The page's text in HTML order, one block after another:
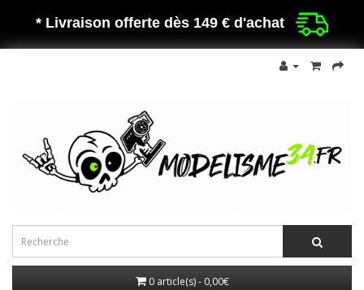
* Livraison offerte dès 149 € d'achat
0 article(s) - 0,00€